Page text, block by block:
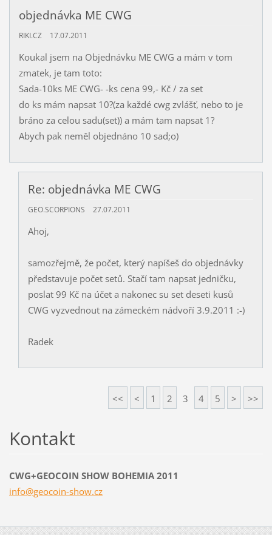
objednávka ME CWG
RIKI.CZ 17.07.2011
Koukal jsem na Objednávku ME CWG a mám v tom
zmatek, je tam toto:
Sada-10ks ME CWG- -ks cena 99,- Kč / za set
do ks mám napsat 10?(za každé cwg zvlášť, nebo to je
bráno za celou sadu(set)) a mám tam napsat 1?
Abych pak neměl objednáno 10 sad;o)
Re: objednávka ME CWG
GEO.SCORPIONS 27.07.2011
Ahoj,
samozřejmě, že počet, který napíšeš do objednávky
představuje počet setů. Stačí tam napsat jedničku,
poslat 99 Kč na účet a nakonec su set deseti kusů
CWG vyzvednout na zámeckém nádvoří 3.9.2011 :-)
Radek
<< < 1 2 3 4 5 > >>
Kontakt
CWG+GEOCOIN SHOW BOHEMIA 2011
info@geocoin-show.cz